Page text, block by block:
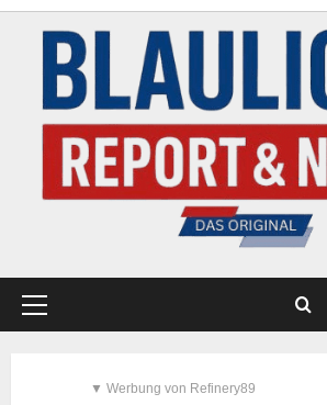
▼ Werbung von Refinery89